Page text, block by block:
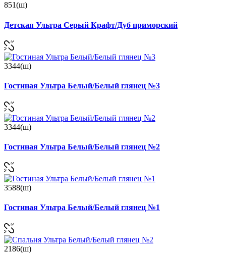
851(ш)
Детская Ультра Серый Крафт/Дуб приморский
3344(ш)
Гостиная Ультра Белый/Белый глянец №3
3344(ш)
Гостиная Ультра Белый/Белый глянец №2
3588(ш)
Гостиная Ультра Белый/Белый глянец №1
2186(ш)